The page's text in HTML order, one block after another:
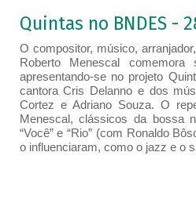
Quintas no BNDES -
O compositor, músico,
Roberto Menescal
apresentando-se no projeto
cantora Cris Delanno e dos
Cortez e Adriano Souza. O
Menescal, clássicos da bossa
“Você” e “Rio” (com Ronaldo
o influenciaram, como o jazz e o